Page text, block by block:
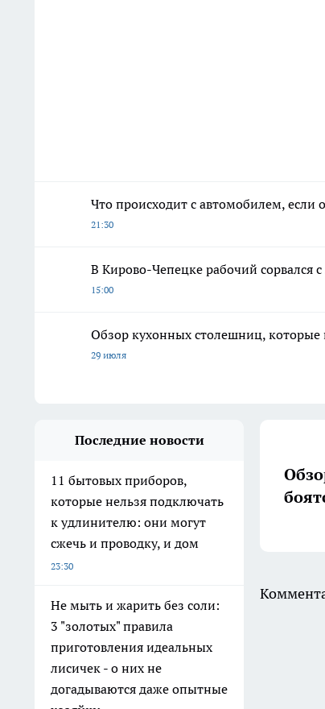
Что происходит с автомобилем, если
21:30
В Кирово-Чепецке рабочий сорвался
15:00
Обзор кухонных столешниц, которые
29 июля
Последние новости
11 бытовых приборов,
которые нельзя подключать
к удлинителю: они могут
сжечь и проводку, и дом
23:30
Не мыть и жарить без соли:
3 "золотых" правила
приготовления идеальных
лисичек - о них не
догадываются даже опытные